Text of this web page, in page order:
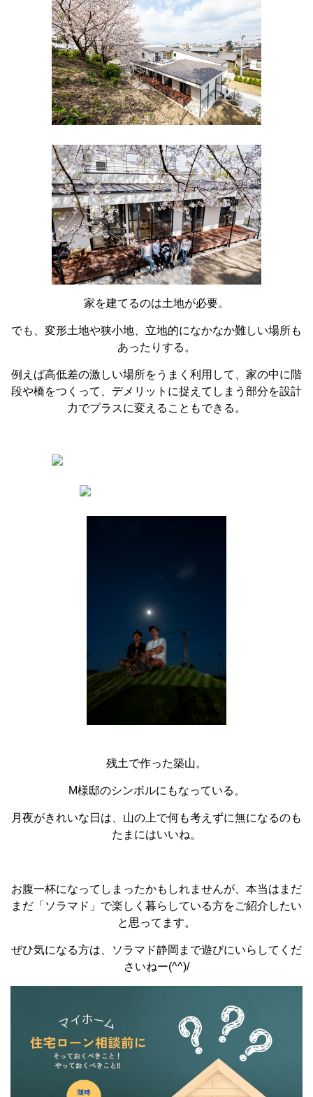
家を建てるのは土地が必要。
でも、変形土地や狭小地、立地的になかなか難しい場所も
あったりする。
例えば高低差の激しい場所をうまく利用して、家の中に階
段や橋をつくって、デメリットに捉えてしまう部分を設計
力でプラスに変えることもできる。
残土で作った築山。
M様邸のシンボルにもなっている。
月夜がきれいな日は、山の上で何も考えずに無になるのも
たまにはいいね。
お腹一杯になってしまったかもしれませんが、本当はまだ
まだ「ソラマド」で楽しく暮らしている方をご紹介したい
と思ってます。
ぜひ気になる方は、ソラマド静岡まで遊びにいらしてくだ
さいねー(^^)/